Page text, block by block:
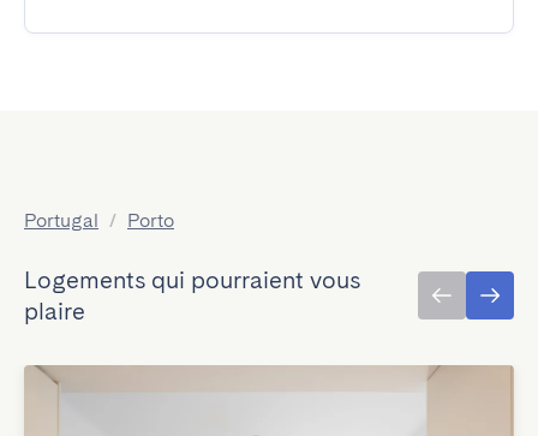
Portugal / Porto
Logements qui pourraient vous
plaire